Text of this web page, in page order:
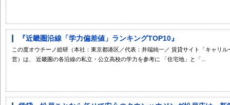
『近畿圏沿線「学力偏差値」ランキングTOP10』
この度オウチーノ総研（本社：東京都港区／代表：井端純一／ 賃貸サイト「キャリ
営）は、 近畿圏の各沿線の私立・公立高校の学力を参考に 「住宅地」と「...